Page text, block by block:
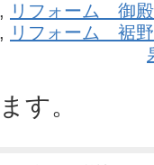
, リフォーム 御
, リフォーム 裾
す。